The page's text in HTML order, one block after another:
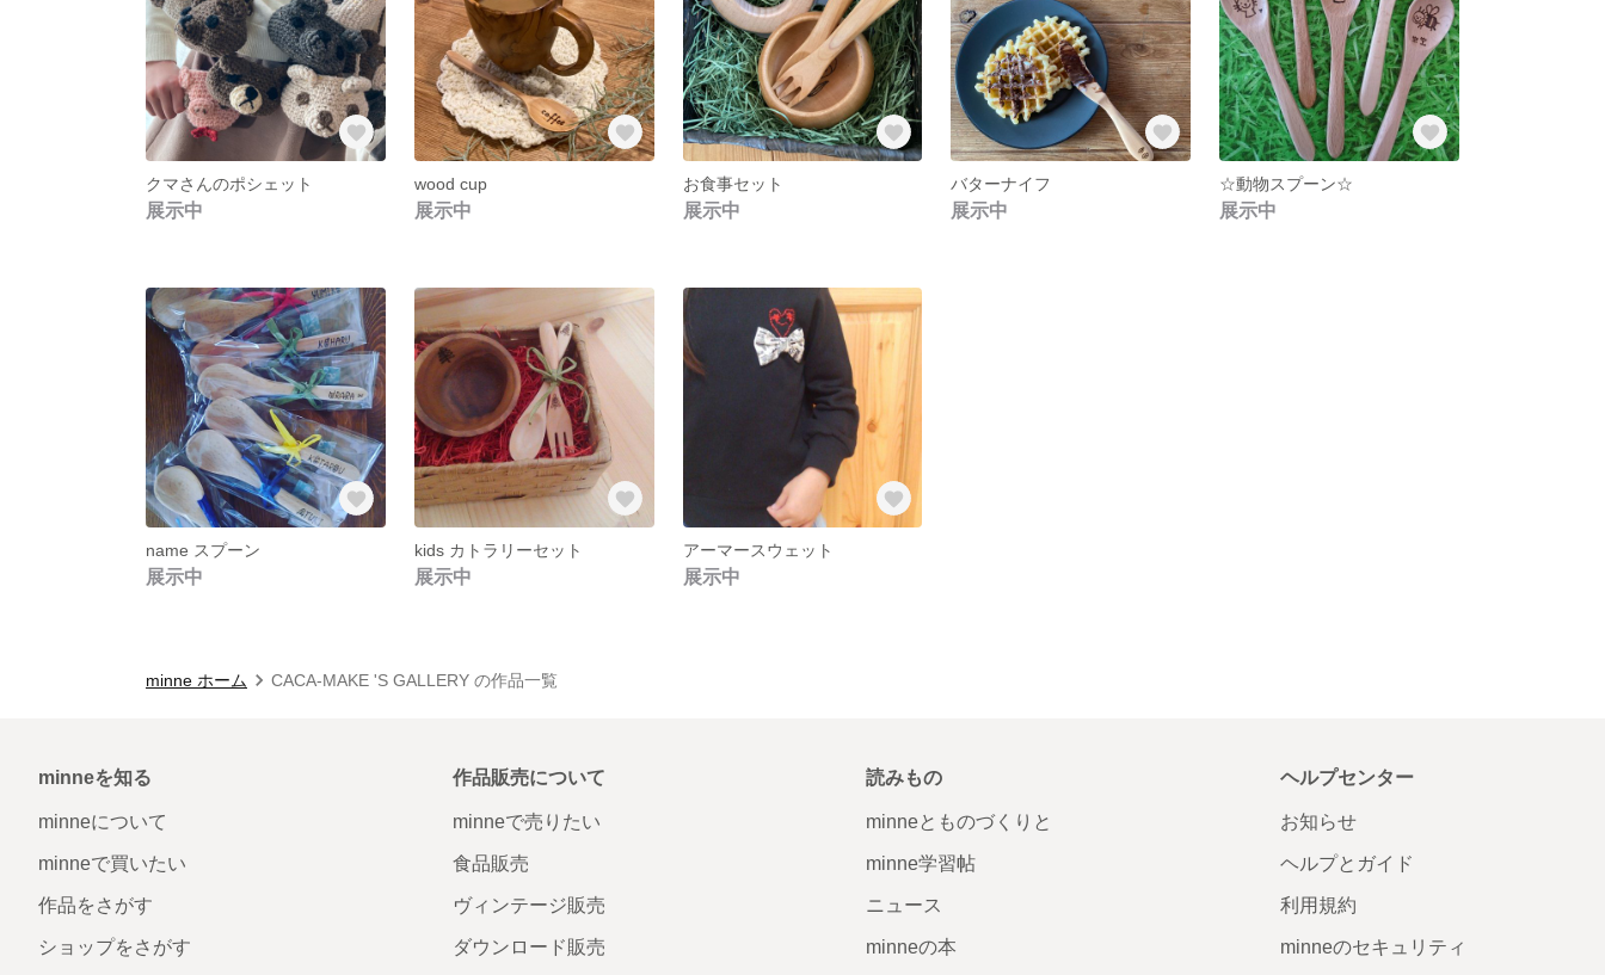
クマさんのポシェット
展示中
wood cup
展示中
お食事セット
展示中
バターナイフ
展示中
☆動物スプーン☆
展示中
name スプーン
展示中
kids カトラリーセット
展示中
アーマースウェット
展示中
minne ホーム CACA-MAKE 'S GALLERY の作品一覧
minneを知る
minneについて
minneで買いたい
作品をさがす
ショップをさがす
作品販売について
minneで売りたい
食品販売
ヴィンテージ販売
ダウンロード販売
読みもの
minneとものづくりと
minne学習帖
ニュース
minneの本
ヘルプセンター
お知らせ
ヘルプとガイド
利用規約
minneのセキュリティ